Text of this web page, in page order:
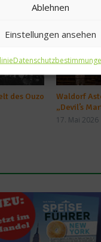
Ablehnen
Einstellungen ansehen
des Ouzo
Waldorf
„Devil’s
17. Mai 2026